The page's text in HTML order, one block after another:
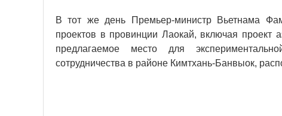
В тот же день Премьер-министр Вьетнама
проектов в провинции Лаокай, включая
предлагаемое место для
сотрудничества в районе Кимтхань-Банвыок,